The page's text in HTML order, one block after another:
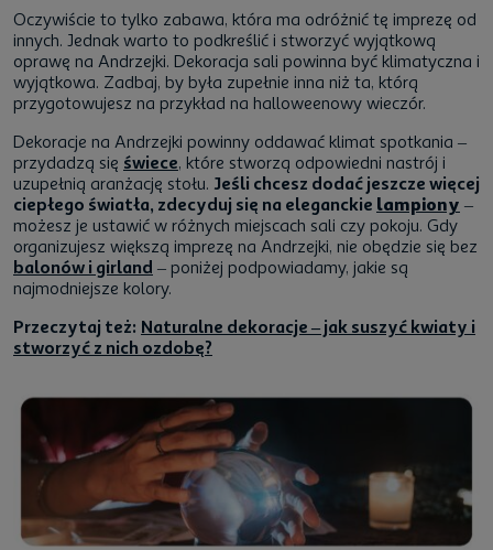
Oczywiście to tylko zabawa, która ma odróżnić tę imprezę od
innych. Jednak warto to podkreślić i stworzyć wyjątkową
oprawę na Andrzejki. Dekoracja sali powinna być klimatyczna i
wyjątkowa. Zadbaj, by była zupełnie inna niż ta, którą
przygotowujesz na przykład na halloweenowy wieczór.
Dekoracje na Andrzejki powinny oddawać klimat spotkania –
przydadzą się świece, które stworzą odpowiedni nastrój i
uzupełnią aranżację stołu. Jeśli chcesz dodać jeszcze więcej
ciepłego światła, zdecyduj się na eleganckie lampiony –
możesz je ustawić w różnych miejscach sali czy pokoju. Gdy
organizujesz większą imprezę na Andrzejki, nie obędzie się bez
balonów i girland – poniżej podpowiadamy, jakie są
najmodniejsze kolory.
Przeczytaj też: Naturalne dekoracje – jak suszyć kwiaty i
stworzyć z nich ozdobę?